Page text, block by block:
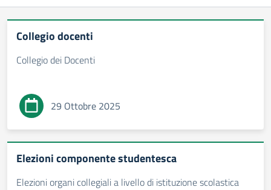
Collegio docenti
Collegio dei Docenti
29 Ottobre 2025
Elezioni componente studentesca
Elezioni organi collegiali a livello di istituzione scolastica